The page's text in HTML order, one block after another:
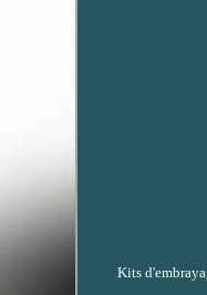
Kits